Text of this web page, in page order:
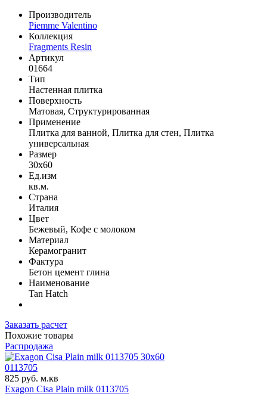
Производитель
Piemme Valentino
Коллекция
Fragments Resin
Артикул
01664
Тип
Настенная плитка
Поверхность
Матовая, Структурированная
Применение
Плитка для ванной, Плитка для стен, Плитка
универсальная
Размер
30x60
Ед.изм
кв.м.
Страна
Италия
Цвет
Бежевый, Кофе с молоком
Материал
Керамогранит
Фактура
Бетон цемент глина
Наименование
Tan Hatch
Заказать расчет
Похожие товары
Распродажа
30x60
0113705
825 руб. м.кв
Exagon Cisa Plain milk 0113705